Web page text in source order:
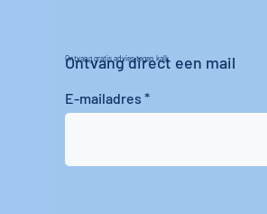
Ontvang gratis advies tegen kalk
Ontvang direct een mail
E-mailadres